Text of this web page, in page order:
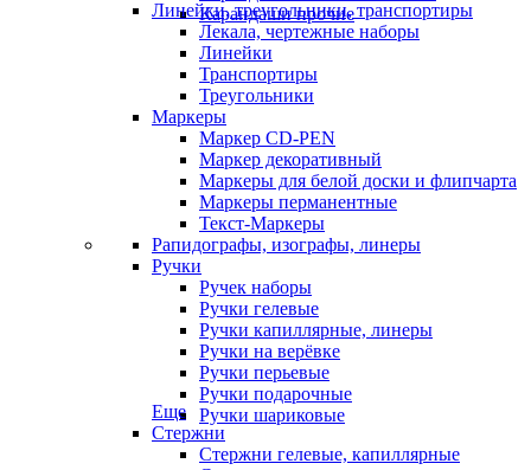
Карандаши прочие
Линейки, треугольники, транспортиры
Лекала, чертежные наборы
Линейки
Транспортиры
Треугольники
Маркеры
Маркер CD-PEN
Маркер декоративный
Маркеры для белой доски и флипчарта
Маркеры перманентные
Текст-Маркеры
Рапидографы, изографы, линеры
Ручки
Ручек наборы
Ручки гелевые
Ручки капиллярные, линеры
Ручки на верёвке
Ручки перьевые
Ручки подарочные
Ручки шариковые
Еще
Стержни
Стержни гелевые, капиллярные